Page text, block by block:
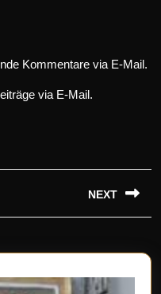
Kommentare via E-Mail.
via E-Mail.
NEXT